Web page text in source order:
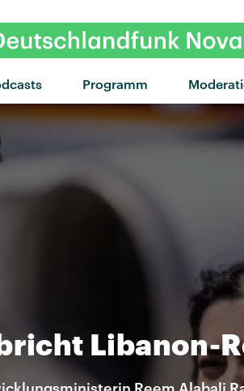
Programm
"Changes" von
Libanon-